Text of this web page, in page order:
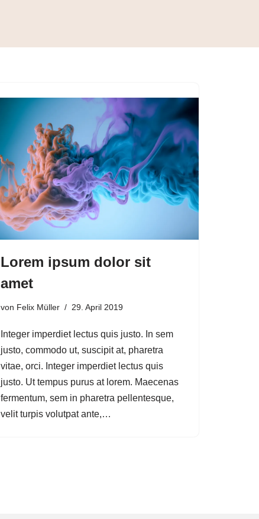
Lorem ipsum dolor sit
amet
von Felix Müller 29. April 2019
Integer imperdiet lectus quis justo. In sem
justo, commodo ut, suscipit at, pharetra
vitae, orci. Integer imperdiet lectus quis
justo. Ut tempus purus at lorem. Maecenas
fermentum, sem in pharetra pellentesque,
velit turpis volutpat ante,…